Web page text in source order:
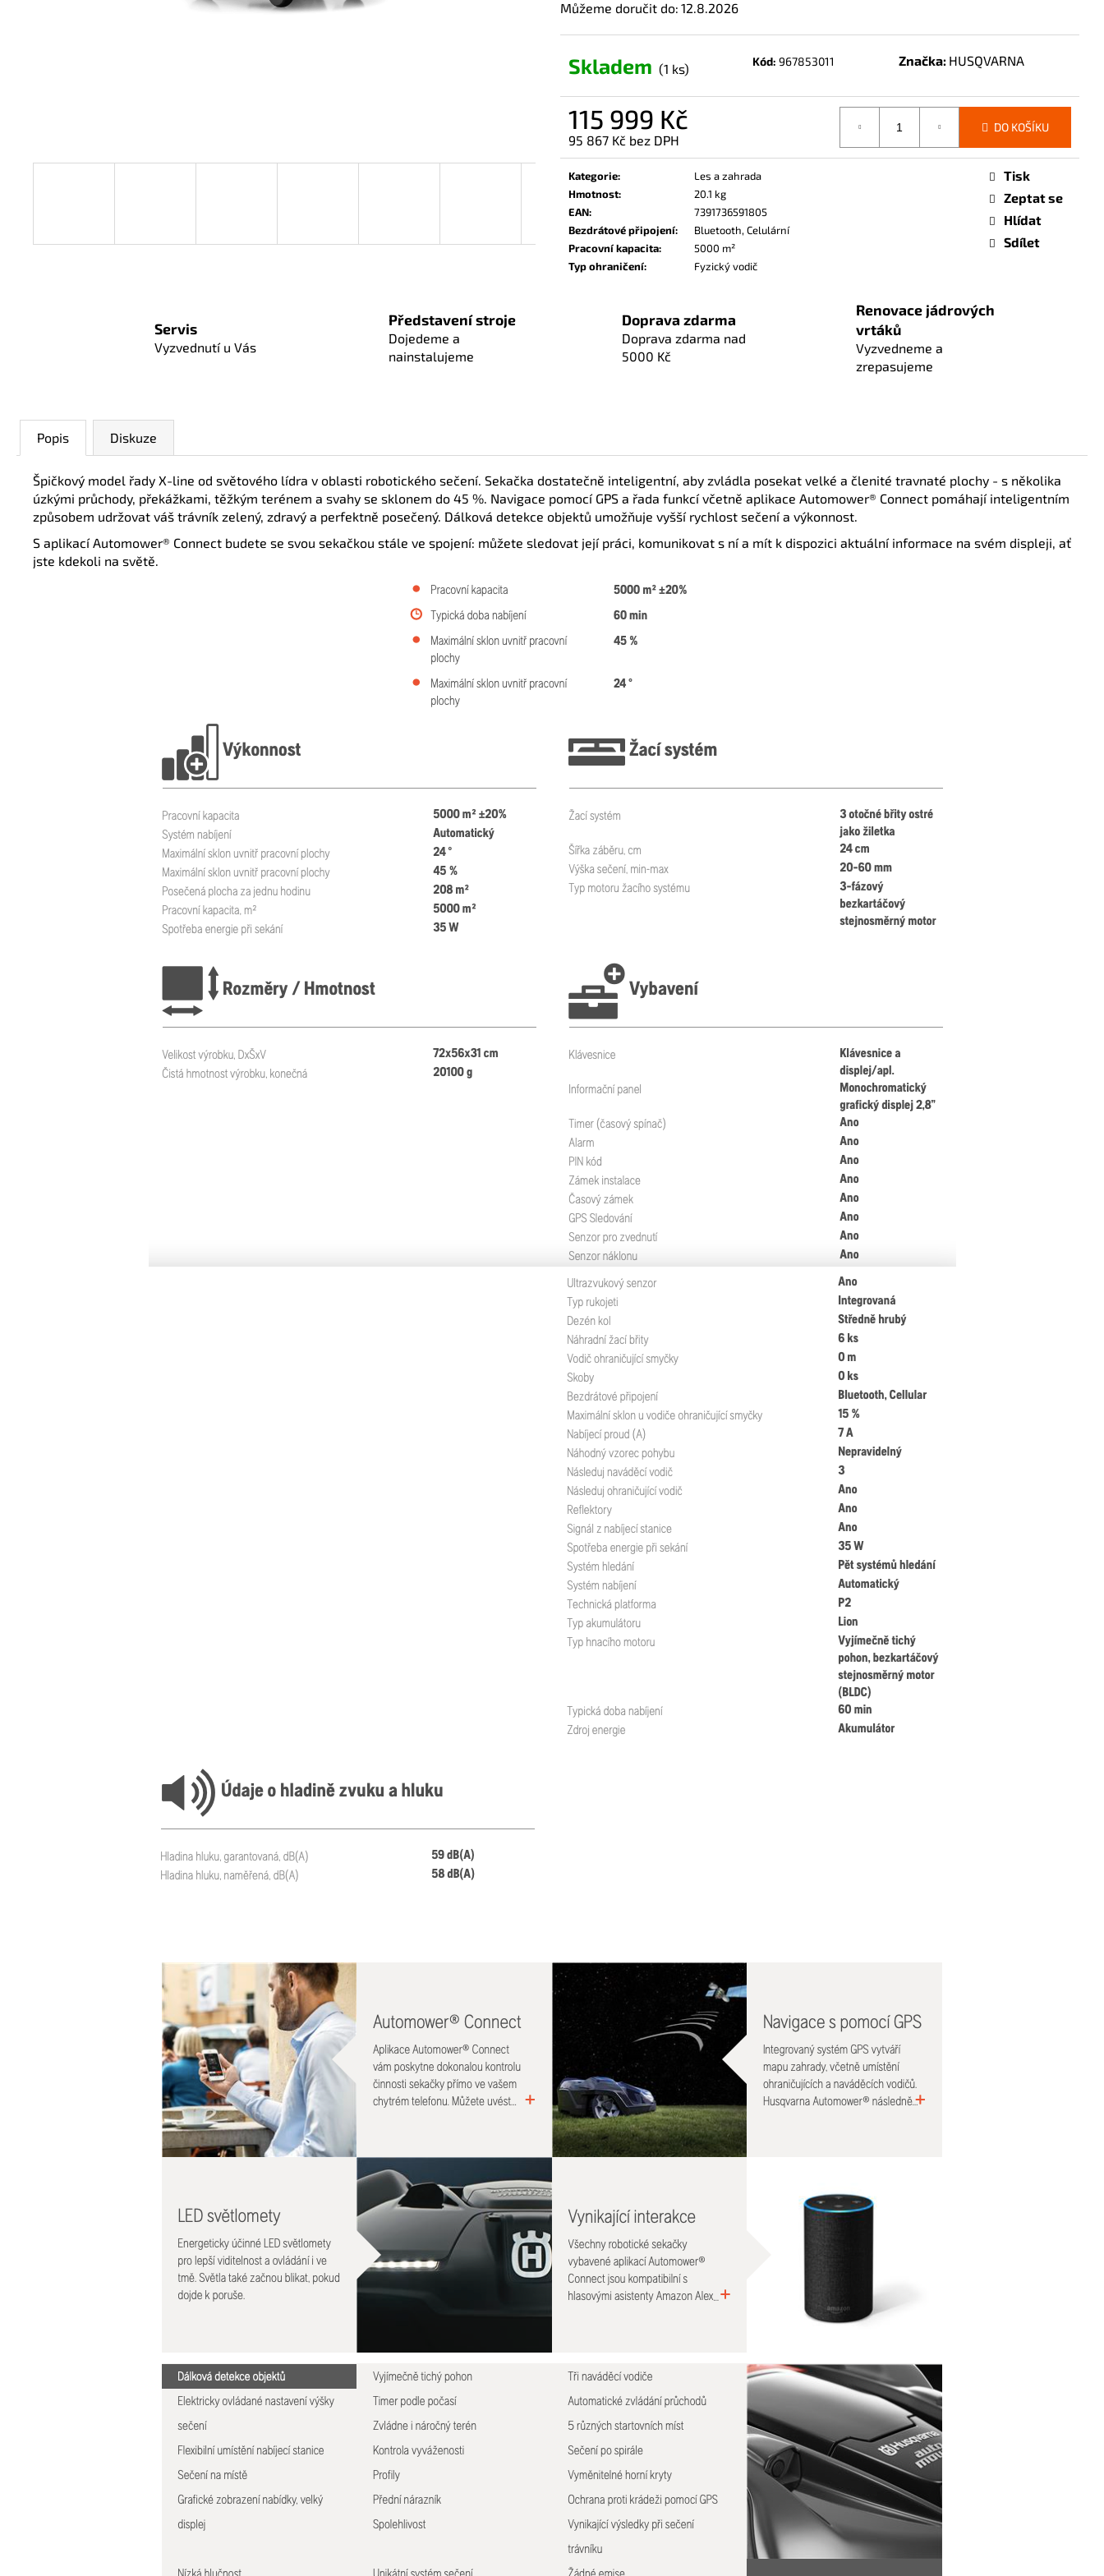
Můžeme doručit do: 12.8.2026
Skladem (1 ks) Kód: 967853011 Značka: HUSQVARNA
115 999 Kč
95 867 Kč bez DPH
Měrná
cena:
DO KOŠÍKU
Kategorie:
Les a zahrada
Hmotnost:
20.1 kg
EAN:
7391736591805
Bezdrátové připojení:
Bluetooth, Celulární
Pracovní kapacita:
5000 m²
Typ ohraničení: Fyzický vodič
Tisk
Zeptat se
Hlídat
Sdílet
Servis
Vyzvednutí u Vás
Představení stroje
Dojedeme a
nainstalujeme
Doprava zdarma
Doprava zdarma nad
5000 Kč
Renovace jádrových
vrtáků
Vyzvedneme a
zrepasujeme
Popis Diskuze
Špičkový model řady X-line od světového lídra v oblasti robotického sečení. Sekačka dostatečně inteligentní, aby zvládla posekat velké a členité travnaté plochy - s několika
úzkými průchody, překážkami, těžkým terénem a svahy se sklonem do 45 %. Navigace pomocí GPS a řada funkcí včetně aplikace Automower® Connect pomáhají inteligentním
způsobem udržovat váš trávník zelený, zdravý a perfektně posečený. Dálková detekce objektů umožňuje vyšší rychlost sečení a výkonnost.
S aplikací Automower® Connect budete se svou sekačkou stále ve spojení: můžete sledovat její práci, komunikovat s ní a mít k dispozici aktuální informace na svém displeji, ať
jste kdekoli na světě.